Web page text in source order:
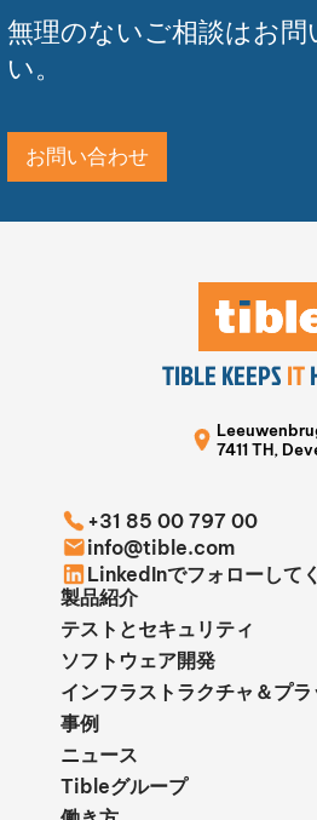
無理のないご相談はお
い。
お問い合わせ
TIBLE KEEPSIT
7411 TH,
+31 85 00 797 00
info@tible.com
LinkedInでフォローして
製品紹介
テストとセキュリティ
ソフトウェア開発
インフラストラクチャ＆プ
事例
ニュース
Tibleグループ